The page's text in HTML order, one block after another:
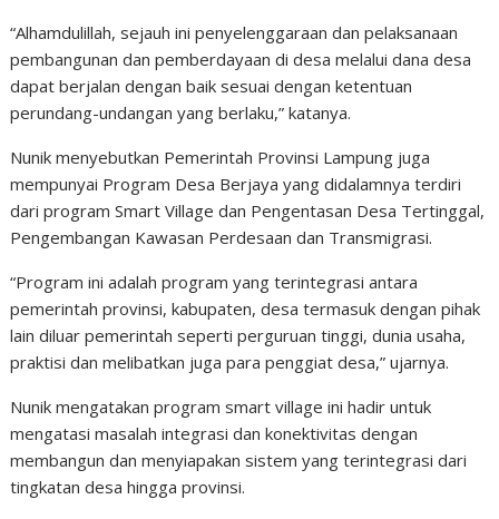
“Alhamdulillah, sejauh ini penyelenggaraan dan pelaksanaan
pembangunan dan pemberdayaan di desa melalui dana desa
dapat berjalan dengan baik sesuai dengan ketentuan
perundang-undangan yang berlaku,” katanya.
Nunik menyebutkan Pemerintah Provinsi Lampung juga
mempunyai Program Desa Berjaya yang didalamnya terdiri
dari program Smart Village dan Pengentasan Desa Tertinggal,
Pengembangan Kawasan Perdesaan dan Transmigrasi.
“Program ini adalah program yang terintegrasi antara
pemerintah provinsi, kabupaten, desa termasuk dengan pihak
lain diluar pemerintah seperti perguruan tinggi, dunia usaha,
praktisi dan melibatkan juga para penggiat desa,” ujarnya.
Nunik mengatakan program smart village ini hadir untuk
mengatasi masalah integrasi dan konektivitas dengan
membangun dan menyiapakan sistem yang terintegrasi dari
tingkatan desa hingga provinsi.